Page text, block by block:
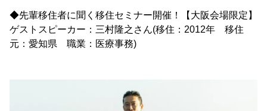
◆先輩移住者に聞く移住セミナー開催！【大阪会場限定】
ゲストスピーカー：三村隆之さん(移住：2012年 移住
元：愛知県 職業：医療事務)